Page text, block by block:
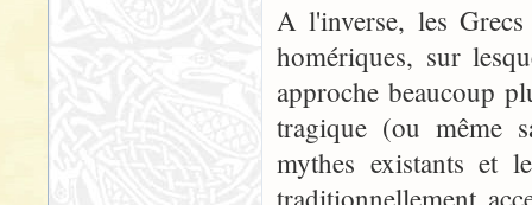
A l'inverse, les
homériques, sur
approche beaucoup
tragique (ou même
mythes existants et
traditionnellement